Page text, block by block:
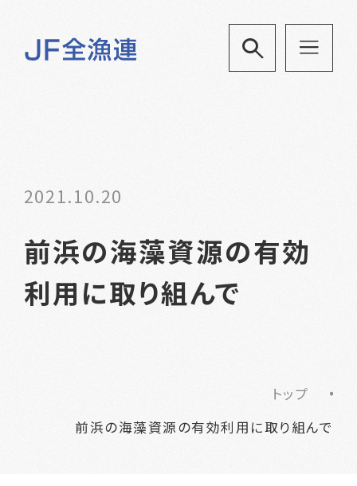
2021.10.20
前浜の海藻資源の有効
利用に取り組んで
トップ
前浜の海藻資源の有効利用に取り組んで